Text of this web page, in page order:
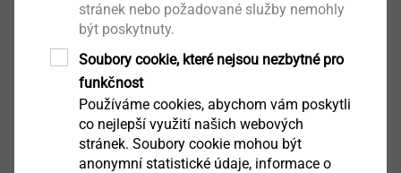
funkčnost a životnost zateplovacích systémů.
CZB vítá důraz na prioritu zateplení v novém
programu NZÚ - Cech pro zateplování budov
stránek nebo požadované služby nemohly
být poskytnuty.
Soubory cookie, které nejsou nezbytné pro
funkčnost
Používáme cookies, abychom vám poskytli
co nejlepší využití našich webových
stránek. Soubory cookie mohou být
anonymní statistické údaje, informace o